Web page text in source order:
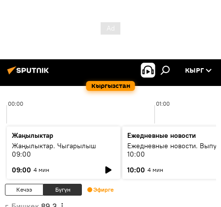
Кыргызстан
КЫРГ
00:00 01:00
Жаңылыктар
Жаңылыктар. Чыгарылыш
09:00
09:00 4 мин
Ежедневные новости
Ежедневные новости.
10:00
10:00 4 мин
Кечээ Бүгүн Эфирге